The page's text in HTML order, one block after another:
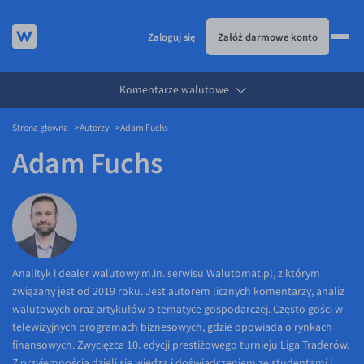
KURSY WALUT
Kursy walut
EUR/PLN
CHF/PLN
GBP/PLN
CZK/PLN
DKK/PLN
NOK/PLN
SEK/PLN
KARTA WIELOWALUTOWA
Karta wielowalutowa
PRZELEWY ZAGRANICZNE
DLA FIRM
Dla firm
API dla biznesu
Partnerstwa
Walutomat Business
Program Afiliacyjny
JAK TO DZIAŁA
Jak to działa
Prowizje i rabaty
Metody płatności
Banki i przelewy
BLOG
Blog
Aktualności
Komentarze walutowe
Zaloguj się Załóż darmowe konto
Komentarze walutowe
Strona główna Autorzy Adam Fuchs
Adam Fuchs
Analityk i dealer walutowy m.in. serwisu Walutomat.pl, z którym
związany jest od 2019 roku. Jest autorem licznych komentarzy, analiz
walutowych oraz artykułów o tematyce gospodarczej. Często gości w
telewizyjnych programach biznesowych, gdzie opowiada o rynkach
finansowych. Zwycięzca 10. edycji prestiżowego turnieju Liga Traderów.